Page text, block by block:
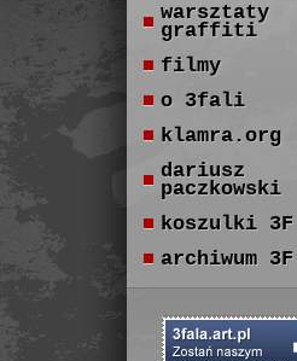
warsztaty
graffiti
filmy
o 3fali
klamra.org
dariusz
paczkowski
koszulki 3F
archiwum 3F